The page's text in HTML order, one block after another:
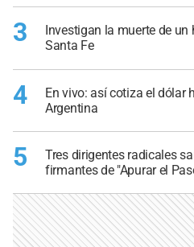
3
Investigan la muerte de
Santa Fe
4
En vivo: así cotiza el dólar
Argentina
5
Tres dirigentes radicales
firmantes de "Apurar el